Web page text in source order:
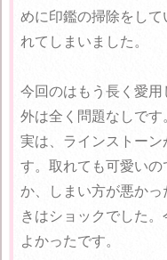
めに印鑑の掃除をし
れてしまいました。
今回のはもう長く愛
外は全く問題なしです
実は、ラインストーン
す。取れても可愛い
か、しまい方が悪か
きはショックでした
よかったです。